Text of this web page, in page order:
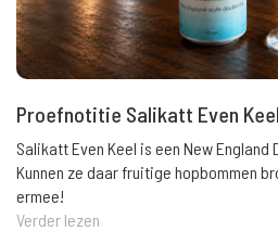
Proefnotitie Salikatt Even Keel
Salikatt Even Keel is een New England
Kunnen ze daar fruitige hopbommen
ermee!
Verder lezen